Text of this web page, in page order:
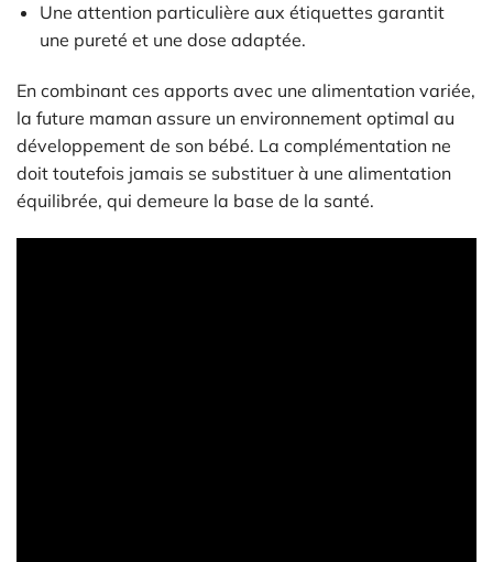
Une attention particulière aux étiquettes garantit
une pureté et une dose adaptée.
En combinant ces apports avec une alimentation variée,
la future maman assure un environnement optimal au
développement de son bébé. La complémentation ne
doit toutefois jamais se substituer à une alimentation
équilibrée, qui demeure la base de la santé.